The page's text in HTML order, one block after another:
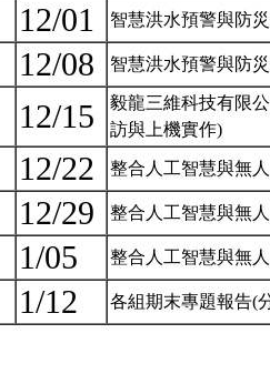
12/01 智慧洪水預警與防
12/08 智慧洪水預警與防
12/15
毅龍三維科技有限
訪與上機實作)
12/22 整合人工智慧與無
12/29 整合人工智慧與無
1/05 整合人工智慧與無
1/12 各組期末專題報告(